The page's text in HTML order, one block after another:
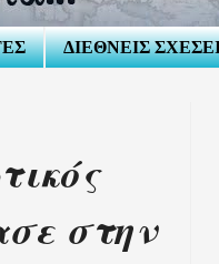
ΔΙΕΘΝΕΙΣ
στην